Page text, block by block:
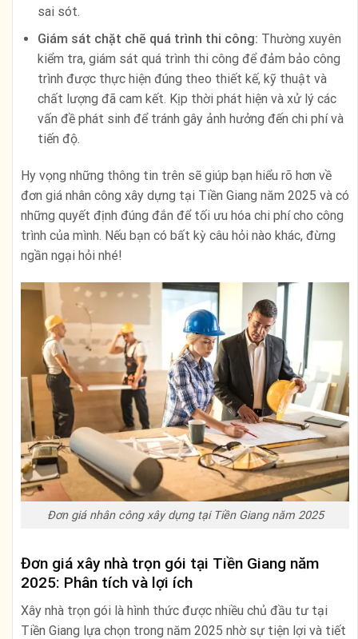
sai sót.
Giám sát chặt chẽ quá trình thi công: Thường xuyên
kiểm tra, giám sát quá trình thi công để đảm bảo công
trình được thực hiện đúng theo thiết kế, kỹ thuật và
chất lượng đã cam kết. Kịp thời phát hiện và xử lý các
vấn đề phát sinh để tránh gây ảnh hưởng đến chi phí và
tiến độ.
Hy vọng những thông tin trên sẽ giúp bạn hiểu rõ hơn về
đơn giá nhân công xây dựng tại Tiền Giang năm 2025 và có
những quyết định đúng đắn để tối ưu hóa chi phí cho công
trình của mình. Nếu bạn có bất kỳ câu hỏi nào khác, đừng
ngần ngại hỏi nhé!
Đơn giá nhân công xây dựng tại Tiền Giang năm 2025
Đơn giá xây nhà trọn gói tại Tiền Giang năm
2025: Phân tích và lợi ích
Xây nhà trọn gói là hình thức được nhiều chủ đầu tư tại
Tiền Giang lựa chọn trong năm 2025 nhờ sự tiện lợi và tiết